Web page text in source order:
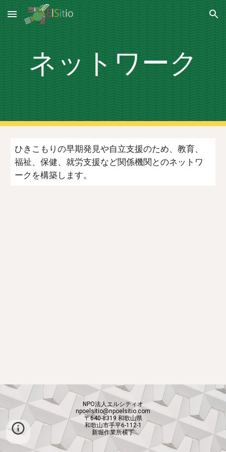
Skip to main content Skip to navigation
ネットワーク
ひきこもりの早期発見や自立支援のため、教育、
福祉、保健、就労支援など関係機関とのネットワ
ークを構築します。
NPO法人エルシティオ
npoelsitio@npoelsitio.com
〒640-8319 和歌山県
和歌山市手平6-112-1
新堀作業所横丁